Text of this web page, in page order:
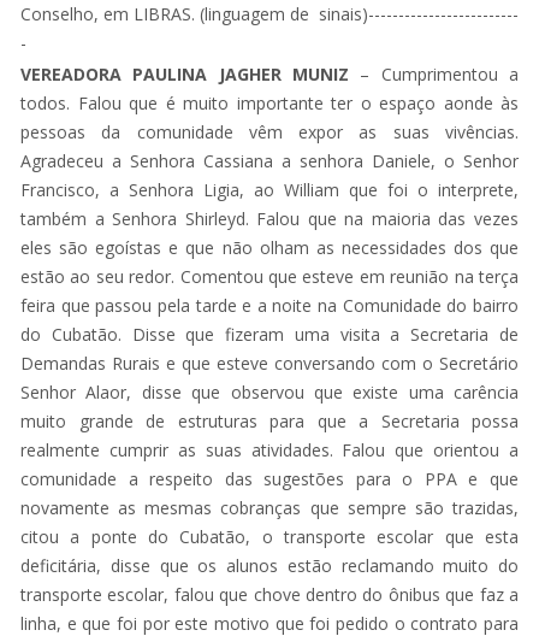
Conselho, em LIBRAS. (linguagem de sinais)-------------------------
-
VEREADORA PAULINA JAGHER MUNIZ – Cumprimentou a
todos. Falou que é muito importante ter o espaço aonde às
pessoas da comunidade vêm expor as suas vivências.
Agradeceu a Senhora Cassiana a senhora Daniele, o Senhor
Francisco, a Senhora Ligia, ao William que foi o interprete,
também a Senhora Shirleyd. Falou que na maioria das vezes
eles são egoístas e que não olham as necessidades dos que
estão ao seu redor. Comentou que esteve em reunião na terça
feira que passou pela tarde e a noite na Comunidade do bairro
do Cubatão. Disse que fizeram uma visita a Secretaria de
Demandas Rurais e que esteve conversando com o Secretário
Senhor Alaor, disse que observou que existe uma carência
muito grande de estruturas para que a Secretaria possa
realmente cumprir as suas atividades. Falou que orientou a
comunidade a respeito das sugestões para o PPA e que
novamente as mesmas cobranças que sempre são trazidas,
citou a ponte do Cubatão, o transporte escolar que esta
deficitária, disse que os alunos estão reclamando muito do
transporte escolar, falou que chove dentro do ônibus que faz a
linha, e que foi por este motivo que foi pedido o contrato para